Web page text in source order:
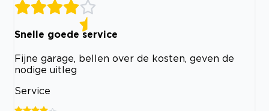
Snelle goede service
Fijne garage, bellen over de kosten, geven de
nodige uitleg
Service